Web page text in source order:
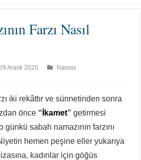
Farzı Nasıl
Aralık 2020
Namaz
iki rekâttır ve sünnetinden sonra
önce “ İkamet” getirmesi
sabah namazının farzını
hemen peşine eller yukarıya
kadınlar için göğüs